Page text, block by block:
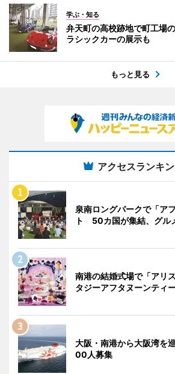
学ぶ・知る
弁天町の高校跡地で町工場
ラシックカーの展示も
もっと見る
アクセスランキ
泉南ロングパークで「ア
ト 50カ国が集結、グル
南港の結婚式場で「アリ
タジーアフタヌーンティー
大阪・南港から大阪湾を
00人募集